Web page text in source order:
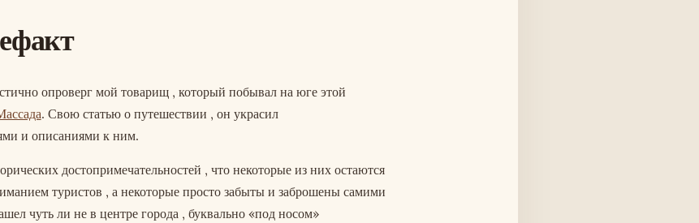
опроверг мой товарищ , который побывал на юге этой
. Свою статью о путешествии , он украсил
и описаниями к ним.
достопримечательностей , что некоторые из них остаются
туристов , а некоторые просто забыты и заброшены самими
чуть ли не в центре города , буквально «под носом»